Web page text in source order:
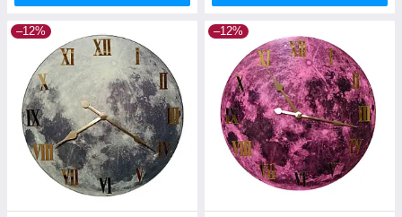
–12% –12%